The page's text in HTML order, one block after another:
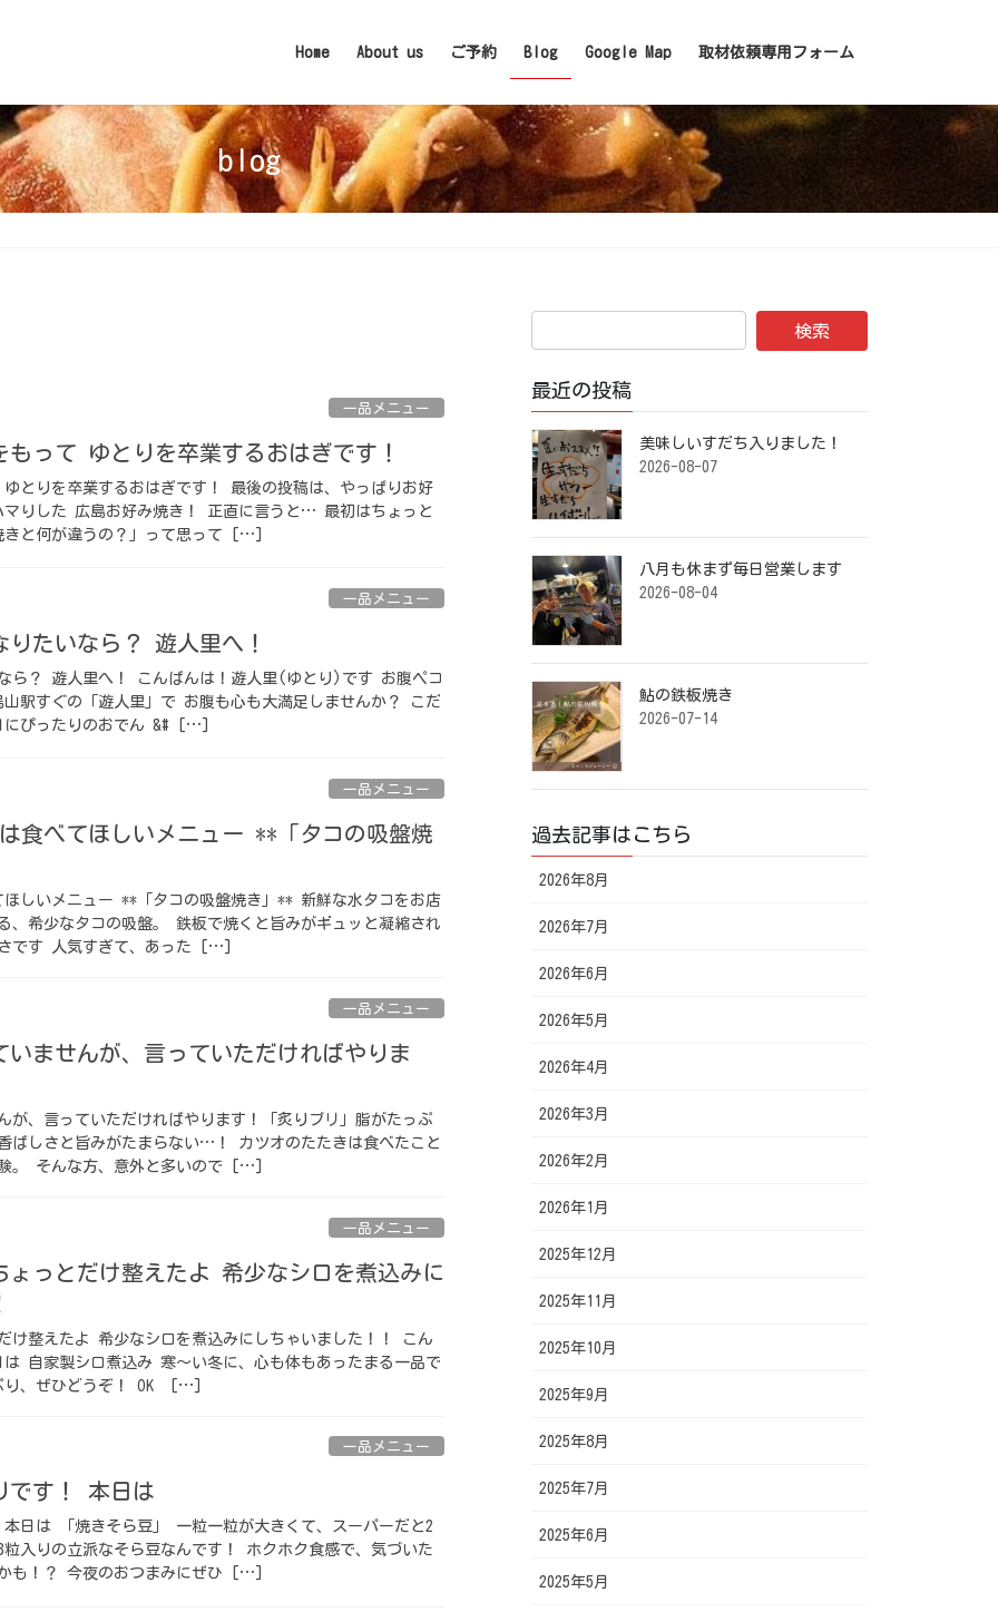
Home About us ご予約 Blog Google Map 取材依頼専用フォーム
blog
一品メニュー
もって ゆとりを卒業するおはぎです！
とりを卒業するおはぎです！ 最後の投稿は、やっぱりお好
マりした 広島お好み焼き！ 正直に言うと… 最初はちょっと
きと何が違うの？」って思って […]
一品メニュー
りたいなら？ 遊人里へ！
ら？ 遊人里へ！ こんばんは！遊人里(ゆとり)です お腹ペコ
駅すぐの「遊人里」で お腹も心も大満足しませんか？ こだ
にぴったりのおでん &# […]
一品メニュー
食べてほしいメニュー **「タコの吸盤焼
ほしいメニュー **「タコの吸盤焼き」** 新鮮な水タコをお店
、希少なタコの吸盤。 鉄板で焼くと旨みがギュッと凝縮され
です 人気すぎて、あった […]
一品メニュー
いませんが、言っていただければやりま
が、言っていただければやります！ ｢炙りブリ｣ 脂がたっぷ
ばしさと旨みがたまらない…！ カツオのたたきは食べたこと
。 そんな方、意外と多いので […]
一品メニュー
ょっとだけ整えたよ 希少なシロを煮込みに
け整えたよ 希少なシロを煮込みにしちゃいました！！ こん
自家製シロ煮込み 寒〜い冬に、心も体もあったまる一品で
り、ぜひどうぞ！ OK⁡ ⁡ […]
一品メニュー
です！ 本日は
日は 「焼きそら豆」 一粒一粒が大きくて、スーパーだと2
入りの立派なそら豆なんです！ ホクホク食感で、気づいた
も！？ 今夜のおつまみにぜひ […]
最近の投稿
美味しいすだち入りました！ ⁡
2026-08-07
八月も休まず毎日営業します️ ⁡
2026-08-04
鮎の鉄板焼き ⁡
2026-07-14
過去記事はこちら
2026年8月
2026年7月
2026年6月
2026年5月
2026年4月
2026年3月
2026年2月
2026年1月
2025年12月
2025年11月
2025年10月
2025年9月
2025年8月
2025年7月
2025年6月
2025年5月